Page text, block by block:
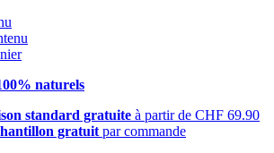
naturels
standard gratuite à partir de CHF 69.90
gratuit par commande